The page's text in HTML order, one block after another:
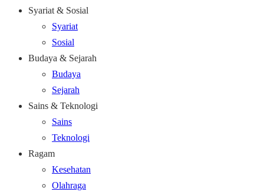
Syariat & Sosial
Syariat
Sosial
Budaya & Sejarah
Budaya
Sejarah
Sains & Teknologi
Sains
Teknologi
Ragam
Kesehatan
Olahraga